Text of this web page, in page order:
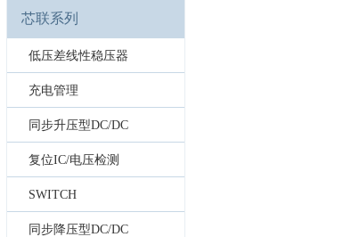
芯联系列
低压差线性稳压器
充电管理
同步升压型DC/DC
复位IC/电压检测
SWITCH
同步降压型DC/DC